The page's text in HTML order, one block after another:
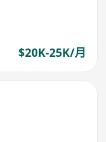
$20K-25K/月